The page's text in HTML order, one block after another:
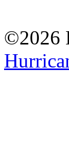
©2026